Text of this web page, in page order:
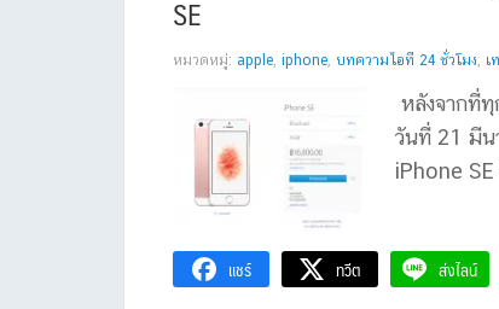
SE
หมวดหมู่: apple, iphone, บทความไอที 24 ชั่วโมง, เ
หลังจากที่
วันที่ 21 มีน
iPhone
แชร์ ทวีต ส่งไลน์